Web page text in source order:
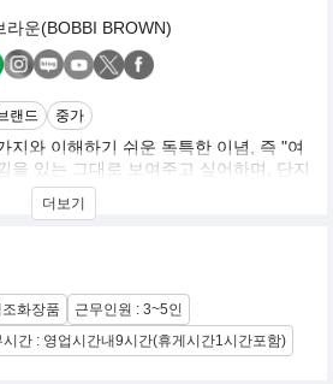
라운(BOBBI BROWN)
랜드 중가
지와 이해하기 쉬운 독특한 이념, 즉 "여
을 있는 그대로 보여주고 싶어하며, 단지
는 모습으로 보여 지길 원한다"
업에 새 바람을 일으키기 시작했습니다.
10개 립스틱으로 이루어진 화장품 라
신의 꿈을 실현시켰습니다.
색상들을 혼합하고 섞어 바름으로써 여
는 수만 가지 색상들을 창조해 낼 수 있
더보기
화장품
근무인원 : 3~5인
시간 : 영업시간내9시간(휴게시간1시간포함)